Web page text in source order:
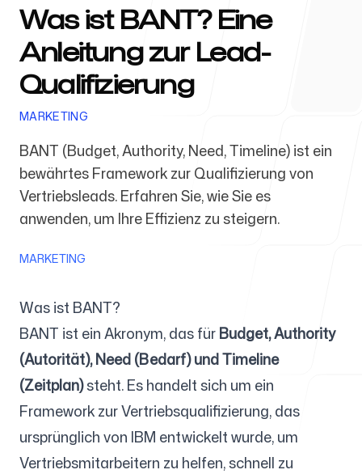
Für Startups
Für Agenturen
Blog
Preise
Support
Was ist BANT? Eine
Anleitung zur Lead-
Qualifizierung
MARKETING
BANT (Budget, Authority, Need, Timeline) ist ein
bewährtes Framework zur Qualifizierung von
Vertriebsleads. Erfahren Sie, wie Sie es
anwenden, um Ihre Effizienz zu steigern.
MARKETING
Was ist BANT?
BANT ist ein Akronym, das fürBudget, Authority
(Autorität), Need (Bedarf) und Timeline
(Zeitplan)steht. Es handelt sich um ein
Framework zur Vertriebsqualifizierung, das
ursprünglich von IBM entwickelt wurde, um
Vertriebsmitarbeitern zu helfen, schnell zu